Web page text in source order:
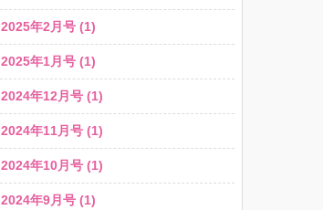
2025年2月号 (1)
2025年1月号 (1)
2024年12月号 (1)
2024年11月号 (1)
2024年10月号 (1)
2024年9月号 (1)